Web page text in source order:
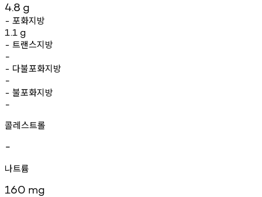
4.8 g
- 포화지방
1.1 g
- 트랜스지방
-
- 다불포화지방
-
- 불포화지방
-
콜레스트롤
-
나트륨
160 mg